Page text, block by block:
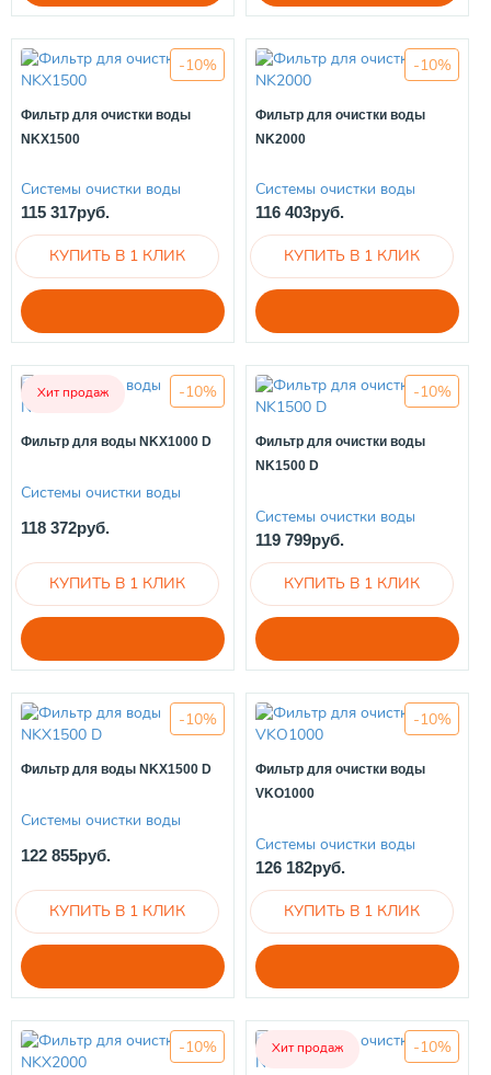
-10%
Фильтр для очистки воды
NKX1500
Системы очистки воды
115 317руб.
-10%
Фильтр для очистки воды
NK2000
Системы очистки воды
116 403руб.
Хит продаж -10%
Фильтр для воды NKX1000 D
Системы очистки воды
118 372руб.
-10%
Фильтр для очистки воды
NK1500 D
Системы очистки воды
119 799руб.
-10%
Фильтр для воды NKX1500 D
Системы очистки воды
122 855руб.
-10%
Фильтр для очистки воды
VKO1000
Системы очистки воды
126 182руб.
-10% Хит продаж -10%